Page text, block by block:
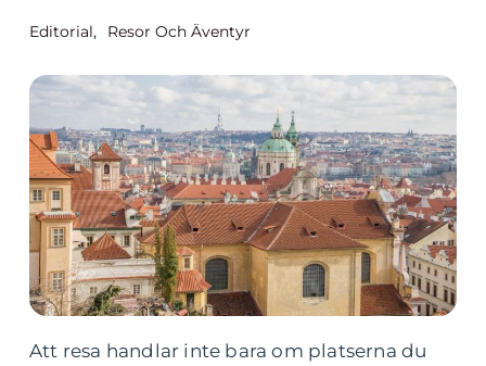
Editorial, Resor Och Äventyr
Att resa handlar inte bara om platserna du